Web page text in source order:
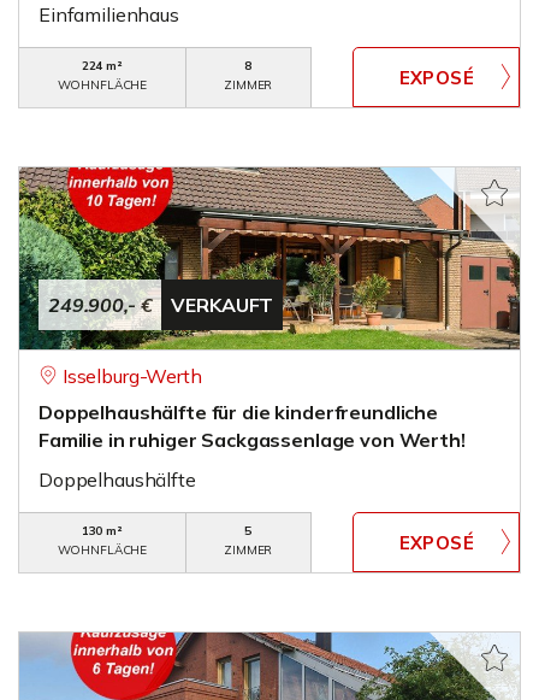
Einfamilienhaus
224 m²
WOHNFLÄCHE
8
ZIMMER
249.900,- € VERKAUFT
Isselburg-Werth
Doppelhaushälfte für die kinderfreundliche
Familie in ruhiger Sackgassenlage von Werth!
Doppelhaushälfte
130 m²
WOHNFLÄCHE
5
ZIMMER